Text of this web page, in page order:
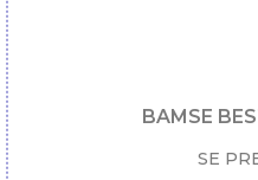
BAMSE
SE